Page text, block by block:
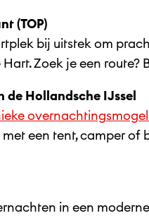
(TOP)
bij uitstek om
Zoek je een route?
de Hollandsche IJssel
een tent, camper
in een